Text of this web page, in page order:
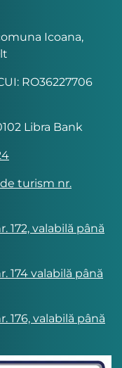
Icoana,
RO36227706
Libra Bank
turism nr.
172, valabilă până
174 valabilă până
176, valabilă până